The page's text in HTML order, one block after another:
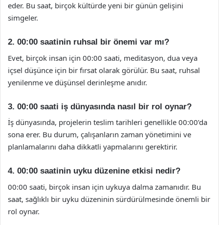
eder. Bu saat, birçok kültürde yeni bir günün gelişini
simgeler.
2. 00:00 saatinin ruhsal bir önemi var mı?
Evet, birçok insan için 00:00 saati, meditasyon, dua veya
içsel düşünce için bir fırsat olarak görülür. Bu saat, ruhsal
yenilenme ve düşünsel derinleşme anıdır.
3. 00:00 saati iş dünyasında nasıl bir rol oynar?
İş dünyasında, projelerin teslim tarihleri genellikle 00:00’da
sona erer. Bu durum, çalışanların zaman yönetimini ve
planlamalarını daha dikkatli yapmalarını gerektirir.
4. 00:00 saatinin uyku düzenine etkisi nedir?
00:00 saati, birçok insan için uykuya dalma zamanıdır. Bu
saat, sağlıklı bir uyku düzeninin sürdürülmesinde önemli bir
rol oynar.